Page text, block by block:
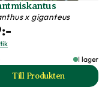
x giganteus
:-
I lager
Till Produkten
till